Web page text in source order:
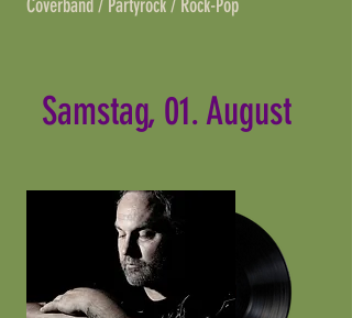
Coverband / Partyrock / Rock-Pop
Samstag, 01. August